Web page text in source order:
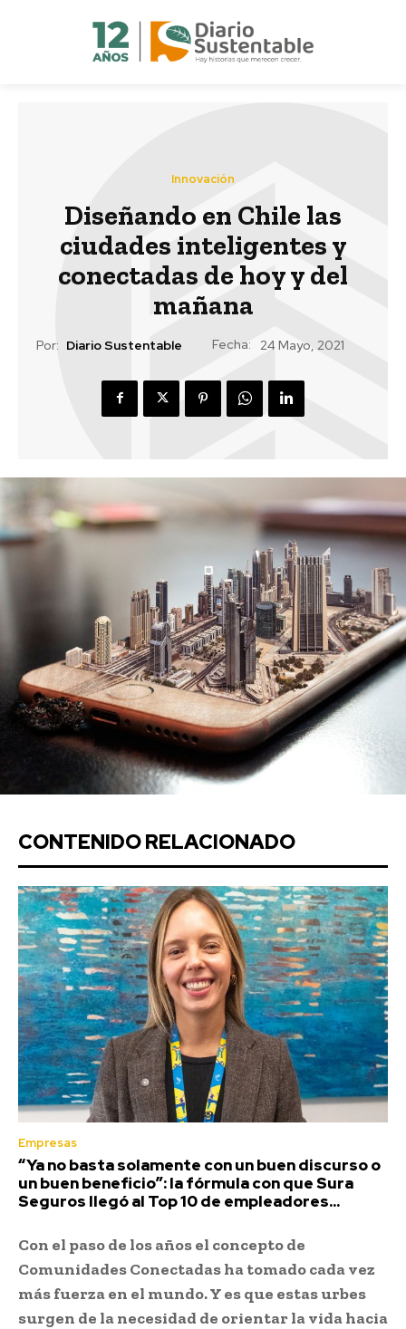
Innovación
Diseñando en Chile las
ciudades inteligentes y
conectadas de hoy y del
mañana
Por: Diario Sustentable Fecha: 24 Mayo, 2021
CONTENIDO RELACIONADO
Empresas
“Ya no basta solamente con un buen discurso o
un buen beneficio”: la fórmula con que Sura
Seguros llegó al Top 10 de empleadores...
Con el paso de los años el concepto de
Comunidades Conectadas ha tomado cada vez
más fuerza en el mundo. Y es que estas urbes
surgen de la necesidad de orientar la vida hacia